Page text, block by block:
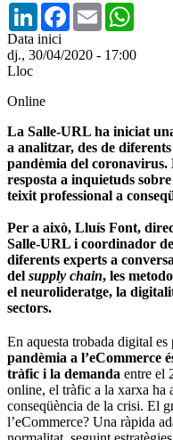
LinkedInFacebook
Email
Data inici
dj., 30/04/2020 - 17:00
Lloc
Online
La Salle-URL ha iniciat
a analitzar, des de
pandèmia del
resposta a inquietuds
teixit professional a
Per a això, Lluís Font,
Salle-URL i coordinador
diferents experts a
del supply chain, les
el neurolideratge, la
sectors.
En aquesta trobada digital es
pandèmia a l’eCommerce
tràfic i la demanda entre el
online, el tràfic a la xarxa ha
conseqüència de la crisi. El
l’eCommerce? Una ràpida